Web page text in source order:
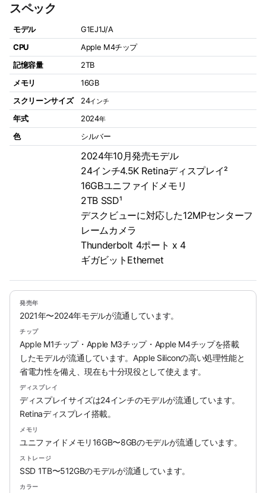
スペック
モデル
G1EJ1J/A
CPU
Apple M4チップ
記憶容量
2TB
メモリ
16GB
スクリーンサイズ
24インチ
年式 2024年
色 シルバー
2024年10月発売モデル
24インチ4.5K Retinaディスプレイ²
16GBユニファイドメモリ
2TB SSD¹
デスクビューに対応した12MPセンターフ
レームカメラ
Thunderbolt 4ポート x 4
ギガビットEthernet
発売年
2021年〜2024年モデルが流通しています。
チップ
Apple M1チップ・Apple M3チップ・Apple M4チップを搭載
したモデルが流通しています。Apple Siliconの高い処理性能と
省電力性を備え、現在も十分現役として使えます。
ディスプレイ
ディスプレイサイズは24インチのモデルが流通しています。
Retinaディスプレイ搭載。
メモリ
ユニファイドメモリ16GB〜8GBのモデルが流通しています。
ストレージ
SSD 1TB〜512GBのモデルが流通しています。
カラー